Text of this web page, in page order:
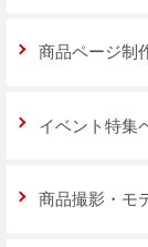
商品ページ制
イベント特集
商品撮影・モ